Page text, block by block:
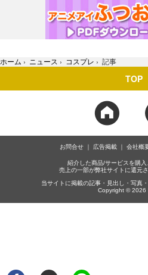
ホーム › ニュース › コスプレ › 記事
TOP
お問合せ 広告掲載 会社概
紹介した商品/サービスを購入
売上の一部が弊社サイトに還元
当サイトに掲載の記事・見出し・写真
Copyright © 2026